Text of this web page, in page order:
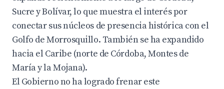
Sucre y Bolívar, lo que muestra el interés por
conectar sus núcleos de presencia histórica con el
Golfo de Morrosquillo. También se ha expandido
hacia el Caribe (norte de Córdoba, Montes de
María y la Mojana).
El Gobierno no ha logrado frenar este